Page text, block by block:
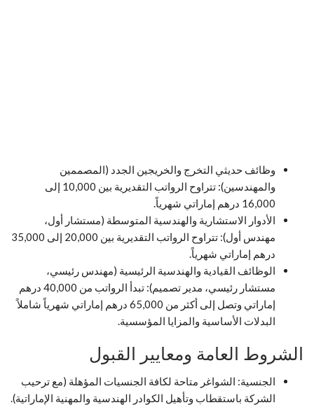
وظائف حديثي التخرج والخريجين الجدد (المصممين
والمهندسين): تتراوح الرواتب التقديرية بين 10,000 إلى
16,000 درهم إماراتي شهرياً.
الأدوار الاستشارية والهندسية المتوسطة (مستشار أول،
مهندس أول): تتراوح الرواتب التقديرية بين 20,000 إلى 35,000
درهم إماراتي شهرياً.
الوظائف القيادية والهندسية الرئيسية (مهندس رئيسي،
مستشار رئيسي، مدير تصميم): تبدأ الرواتب من 40,000 درهم
إماراتي وتصل إلى أكثر من 65,000 درهم إماراتي شهرياً شاملاً
البدلات الأساسية والمزايا المؤسسية.
الشروط العامة ومعايير القبول
الجنسية: الشواغر متاحة لكافة الجنسيات المؤهلة (مع ترحيب
الشركة باستقطاب وتأهيل الكوادر الهندسية والمهنية الإماراتية).